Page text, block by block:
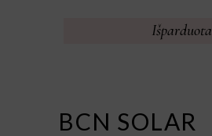
Išparduota
BCN SOLAR